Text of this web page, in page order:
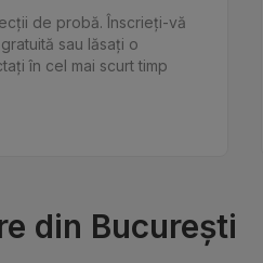
de probă. Înscrieți-vă
sau lăsați o
în cel mai scurt timp
din București